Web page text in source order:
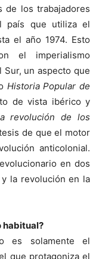
de los trabajadores
país que utiliza el
el año 1974. Esto
el imperialismo
un aspecto que
Historia Popular de
de vista ibérico y
revolución de los
de que el motor
anticolonial.
en dos
la revolución en la
habitual?
es solamente el
que protagoniza el